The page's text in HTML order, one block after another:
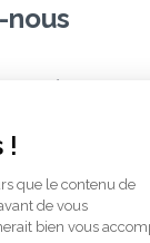
nous
:
:
!
que le contenu de
de vous
bien vous